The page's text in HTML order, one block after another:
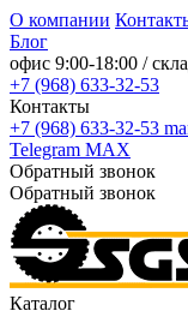
О компании
Блог
офис 9:00-18:00 /
+7 (968) 633-32-53
Контакты
+7 (968) 633-32-53
Telegram MAX
Обратный звонок
Обратный звонок
Каталог